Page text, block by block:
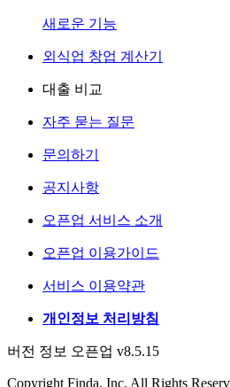
새로운 기능
외식업 창업 계산기
대출 비교
자주 묻는 질문
문의하기
공지사항
오픈업 서비스 소개
오픈업 이용가이드
서비스 이용약관
개인정보 처리방침
버전 정보 오픈업 v8.5.15
Copyright Finda, Inc. All Rights